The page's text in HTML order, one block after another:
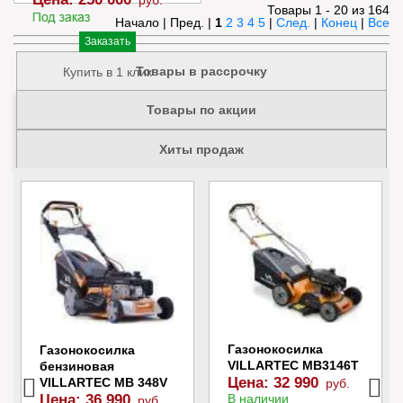
Заказать
Купить в 1 клик
Товары 1 - 20 из 164
Начало | Пред. | 1 2 3 4 5 | След. | Конец | Все
Товары в рассрочку
Товары по акции
Хиты продаж
Газонокосилка
бензиновая
VILLARTEC MB 348V
Газонокосилка
VILLARTEC MB3146T
Цена: 32 990 руб.
В наличии